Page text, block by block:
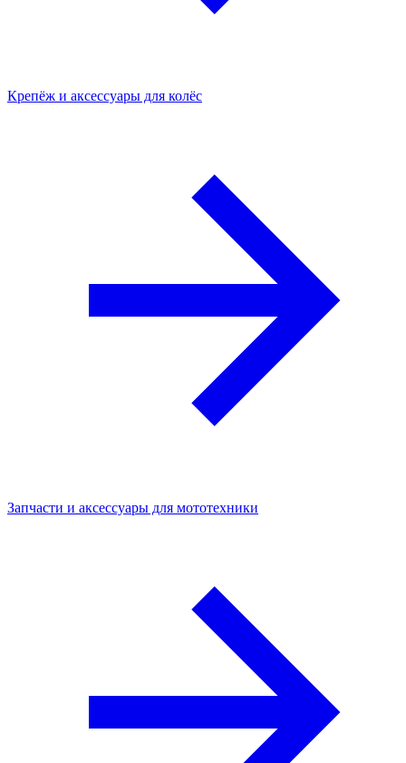
Крепёж и аксессуары для колёс
Запчасти и аксессуары для мототехники